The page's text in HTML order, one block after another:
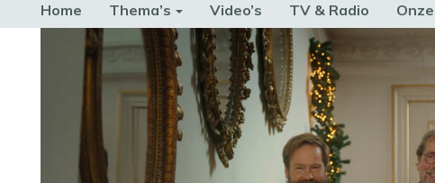
Home Thema’s Video’s TV & Radio
CONSUMENT ETEN & DRINKEN FAMILIE & RELATIE GELD, WERK &
TERUG NAAR TOEN